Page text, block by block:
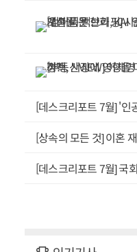
는 과정에서 신념이 아
동산 세제 개편안의 심
판한다.시민단체는 신
안 논의를 그런 철학에
목소리가 나올 수 있다.
이 선의의 피해자를 만
세제 정책 토론회에서
개편안 심사 과정은 크
자산 불평등 완화 사이
어야 할 필요성이 크
물 유도와 정책의 신
[데스크리포트 7월] '인
[상속의 모든 것] 이혼
[데스크리포트 7월] 국